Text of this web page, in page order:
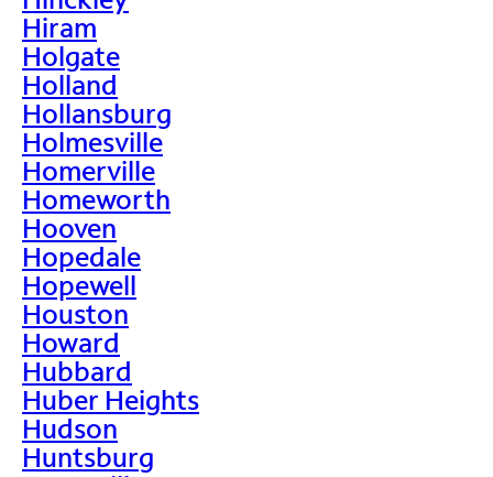
Hiram
Holgate
Holland
Hollansburg
Holmesville
Homerville
Homeworth
Hooven
Hopedale
Hopewell
Houston
Howard
Hubbard
Huber Heights
Hudson
Huntsburg